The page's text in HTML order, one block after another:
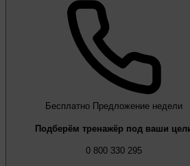
Бесплатно Предложение недели
Подберём тренажёр под ваши
0 800 330 295